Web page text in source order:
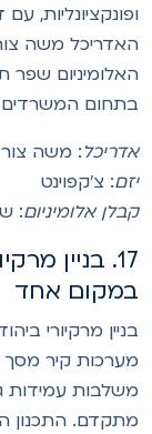
משה צור,
שפר
המשרדים
: משה צור
: צ'קפוינט
אלומיניום:
אחד
קיר מסך
עמידות
התכנון